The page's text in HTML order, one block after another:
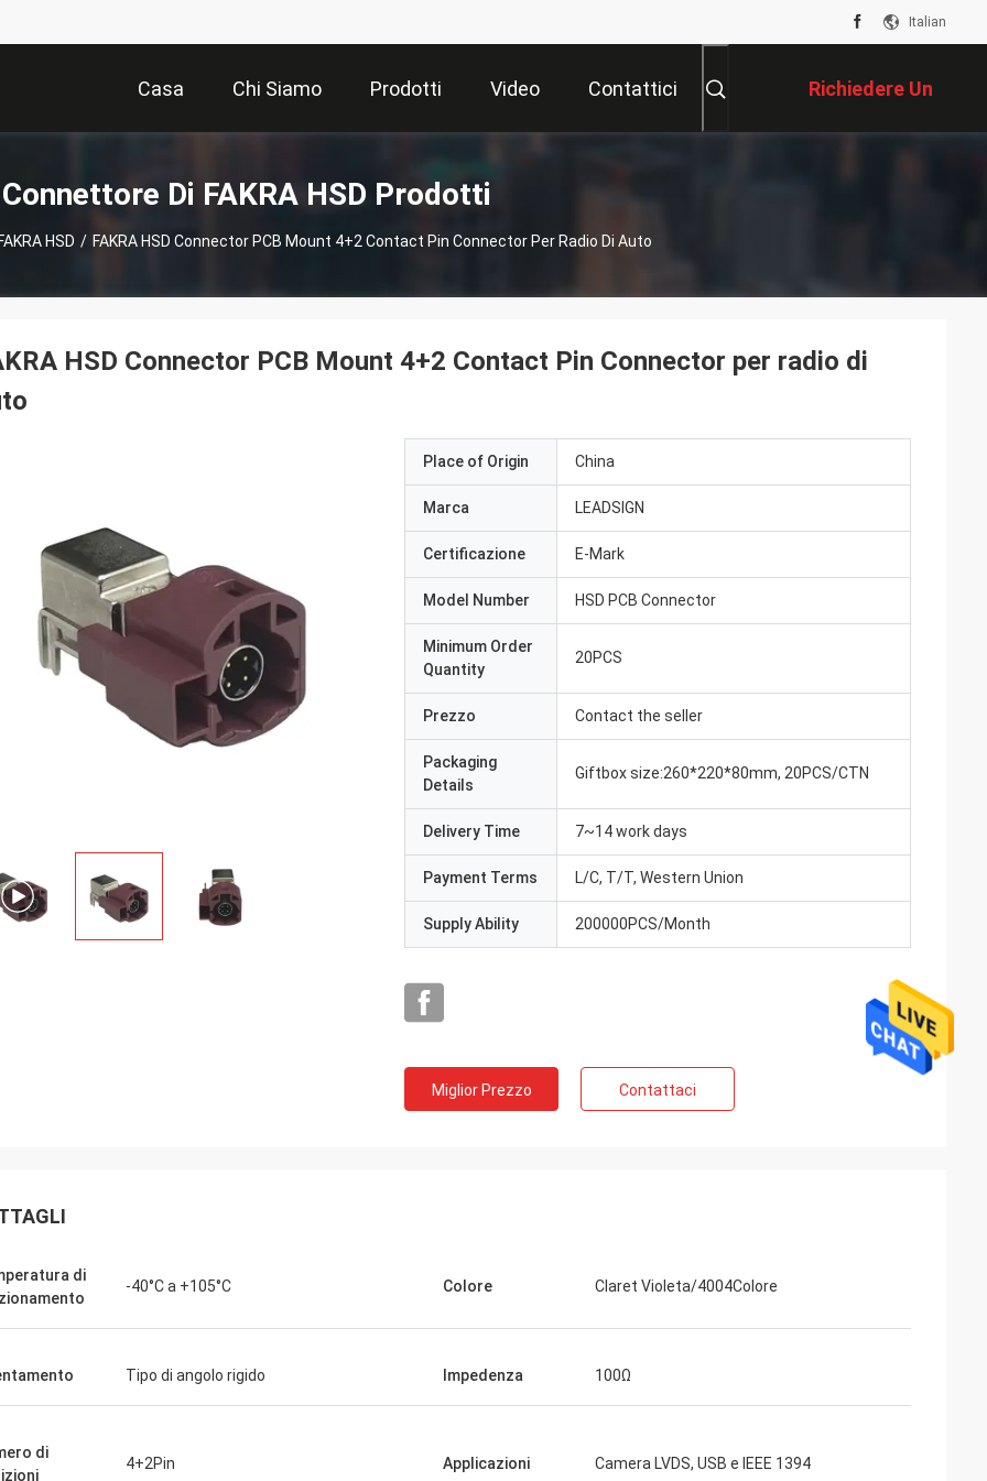
Italian
Casa Chi Siamo Prodotti Video Contattici Richiedere Un
Preventivo
Connettore Di FAKRA HSD Prodotti
HSD / FAKRA HSD Connector PCB Mount 4+2 Contact Pin Connector Per Radio Di Auto
HSD Connector PCB Mount 4+2 Contact Pin Connector per radio di
Place of Origin China
Marca LEADSIGN
Certificazione E-Mark
Model Number HSD PCB Connector
Minimum Order
Quantity
20PCS
Prezzo Contact the seller
Packaging
Details
Giftbox size:260*220*80mm, 20PCS/CTN
Delivery Time 7~14 work days
Payment Terms L/C, T/T, Western Union
Supply Ability 200000PCS/Month
Miglior Prezzo Contattaci
di
-40°C a +105°C Colore Claret Violeta/4004Colore
Tipo di angolo rigido Impedenza 100Ω
di
4+2Pin Applicazioni Camera LVDS, USB e IEEE 1394